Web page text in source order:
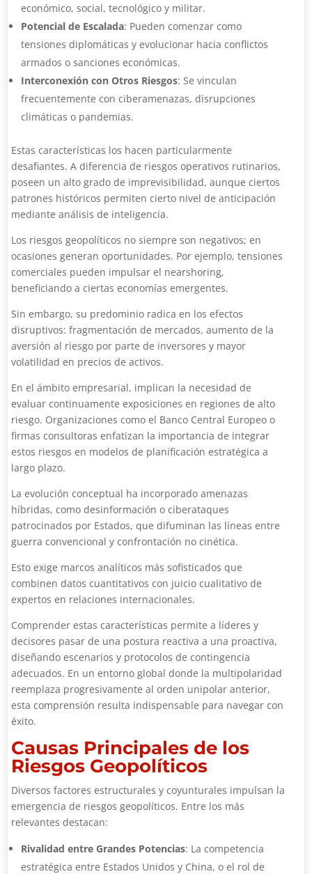
económico, social, tecnológico y militar.
Potencial de Escalada: Pueden comenzar como
tensiones diplomáticas y evolucionar hacia conflictos
armados o sanciones económicas.
Interconexión con Otros Riesgos: Se vinculan
frecuentemente con ciberamenazas, disrupciones
climáticas o pandemias.
Estas características los hacen particularmente
desafiantes. A diferencia de riesgos operativos rutinarios,
poseen un alto grado de imprevisibilidad, aunque ciertos
patrones históricos permiten cierto nivel de anticipación
mediante análisis de inteligencia.
Los riesgos geopolíticos no siempre son negativos; en
ocasiones generan oportunidades. Por ejemplo, tensiones
comerciales pueden impulsar el nearshoring,
beneficiando a ciertas economías emergentes.
Sin embargo, su predominio radica en los efectos
disruptivos: fragmentación de mercados, aumento de la
aversión al riesgo por parte de inversores y mayor
volatilidad en precios de activos.
En el ámbito empresarial, implican la necesidad de
evaluar continuamente exposiciones en regiones de alto
riesgo. Organizaciones como el Banco Central Europeo o
firmas consultoras enfatizan la importancia de integrar
estos riesgos en modelos de planificación estratégica a
largo plazo.
La evolución conceptual ha incorporado amenazas
híbridas, como desinformación o ciberataques
patrocinados por Estados, que difuminan las líneas entre
guerra convencional y confrontación no cinética.
Esto exige marcos analíticos más sofisticados que
combinen datos cuantitativos con juicio cualitativo de
expertos en relaciones internacionales.
Comprender estas características permite a líderes y
decisores pasar de una postura reactiva a una proactiva,
diseñando escenarios y protocolos de contingencia
adecuados. En un entorno global donde la multipolaridad
reemplaza progresivamente al orden unipolar anterior,
esta comprensión resulta indispensable para navegar con
éxito.
Causas Principales de los
Riesgos Geopolíticos
Diversos factores estructurales y coyunturales impulsan la
emergencia de riesgos geopolíticos. Entre los más
relevantes destacan:
Rivalidad entre Grandes Potencias: La competencia
estratégica entre Estados Unidos y China, o el rol de